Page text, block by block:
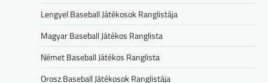
Lengyel Baseball Játékosok Ranglistája
Magyar Baseball Játékos Ranglista
Német Baseball Játékos Ranglista
Orosz Baseball Játékosok Ranglistája